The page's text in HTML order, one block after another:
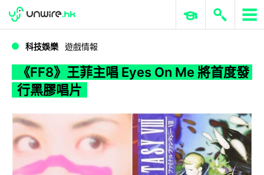
WWDC 2026 ERP 與商業 AI
科技娛樂 遊戲情報
《FF8》王菲主唱 Eyes On Me 將首度發
行黑膠唱片